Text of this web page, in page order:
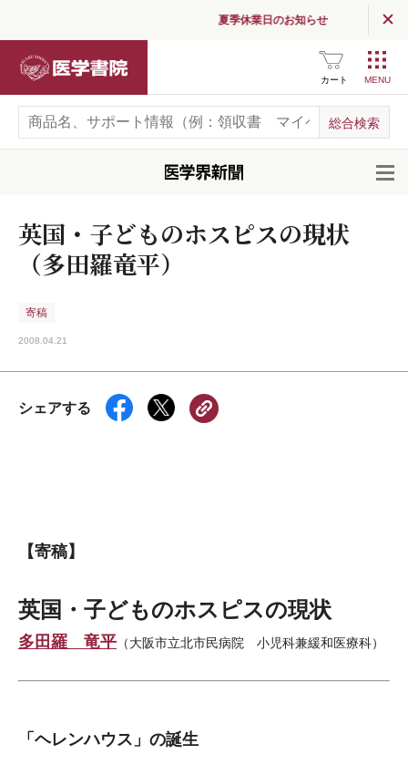
夏季休業日のお知らせ
カート
英国・子どものホスピスの現状
（多田羅竜平）
寄稿
2008.04.21
シェアする
【寄稿】
英国・子どものホスピスの現状
多田羅 竜平 （大阪市立北市民病院 小児科兼緩和医療科）
「ヘレンハウス」の誕生